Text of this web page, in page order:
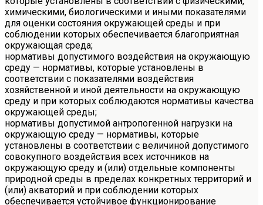
химическими, биологическими и иными показателями
для оценки состояния окружающей среды и при
соблюдении которых обеспечивается благоприятная
окружающая среда;
нормативы допустимого воздействия на окружающую
среду — нормативы, которые установлены в
соответствии с показателями воздействия
хозяйственной и иной деятельности на окружающую
среду и при которых соблюдаются нормативы качества
окружающей среды;
нормативы допустимой антропогенной нагрузки на
окружающую среду — нормативы, которые
установлены в соответствии с величиной допустимого
совокупного воздействия всех источников на
окружающую среду и (или) отдельные компоненты
природной среды в пределах конкретных территорий и
(или) акваторий и при соблюдении которых
обеспечивается устойчивое функционирование